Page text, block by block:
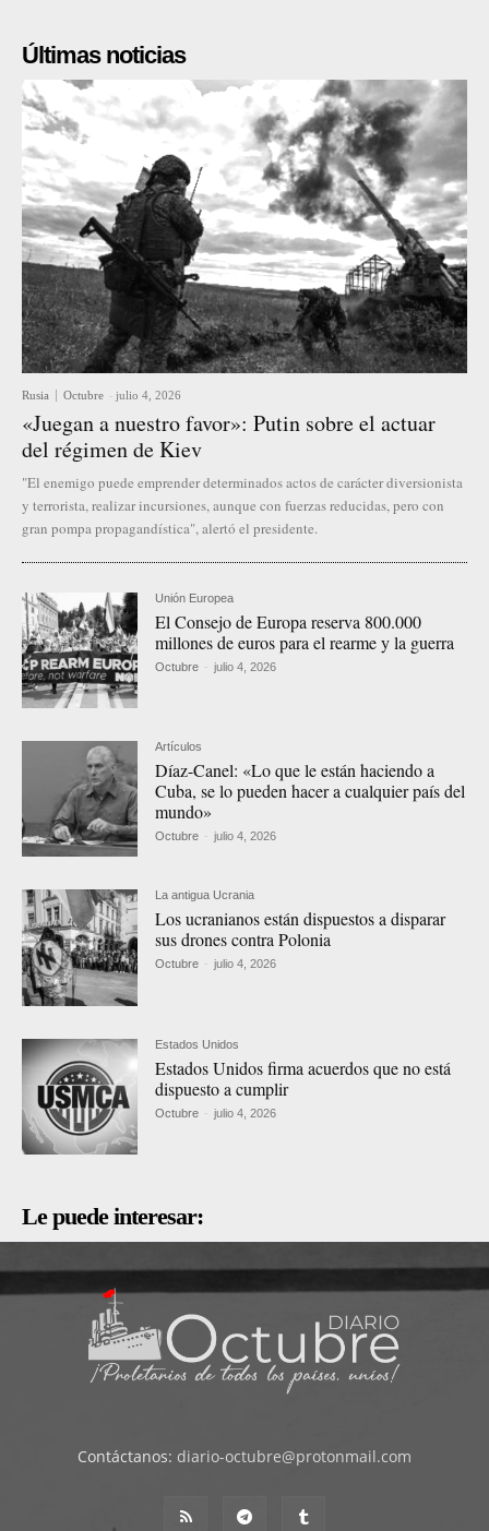
Últimas noticias
Rusia Octubre - julio 4, 2026
«Juegan a nuestro favor»: Putin sobre el actuar
del régimen de Kiev
"El enemigo puede emprender determinados actos de carácter diversionista
y terrorista, realizar incursiones, aunque con fuerzas reducidas, pero con
gran pompa propagandística", alertó el presidente.
Unión Europea
El Consejo de Europa reserva 800.000
millones de euros para el rearme y la guerra
Octubre - julio 4, 2026
Artículos
Díaz-Canel: «Lo que le están haciendo a
Cuba, se lo pueden hacer a cualquier país del
mundo»
Octubre - julio 4, 2026
La antigua Ucrania
Los ucranianos están dispuestos a disparar
sus drones contra Polonia
Octubre - julio 4, 2026
Estados Unidos
Estados Unidos firma acuerdos que no está
dispuesto a cumplir
Octubre - julio 4, 2026
Le puede interesar:
Contáctanos: diario-octubre@protonmail.com